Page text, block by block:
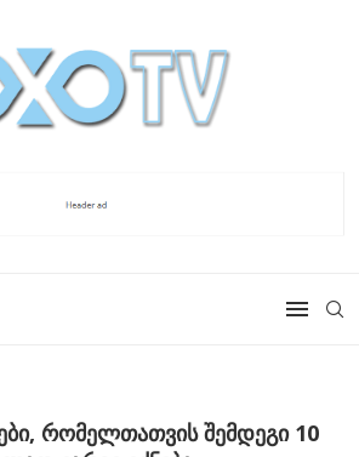
რომელთათვის შემდეგი 10